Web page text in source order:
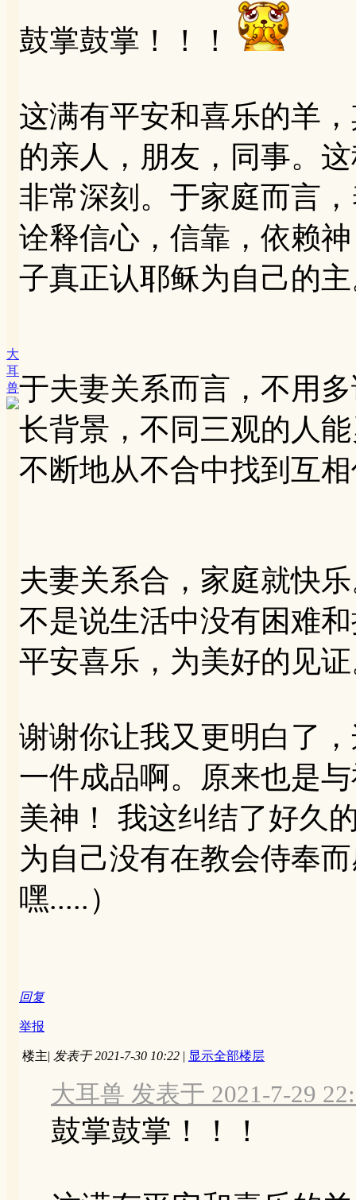
大
耳
兽
鼓掌鼓掌！！！
这满有平安和喜乐的羊
的亲人，朋友，同事。
非常深刻。于家庭而言
诠释信心，信靠，依赖
子真正认耶稣为自己的
于夫妻关系而言，不用
长背景，不同三观的人
不断地从不合中找到互
夫妻关系合，家庭就快
不是说生活中没有困难
平安喜乐，为美好的见
谢谢你让我又更明白了
一件成品啊。原来也是
美神！ 我这纠结了好久
为自己没有在教会侍奉
嘿.....）
回复
举报
楼主| 发表于 2021-7-30 10:22 | 显示全部楼层
大耳兽 发表于 2021-7-29
鼓掌鼓掌！！！